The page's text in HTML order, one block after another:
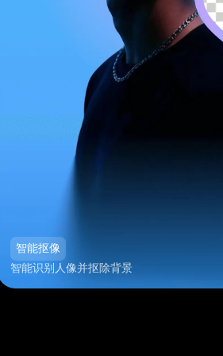
智能抠像
智能识别人像并抠除背景